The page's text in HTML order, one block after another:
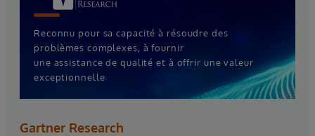
Reconnu pour sa capacité à résoudre des
problèmes complexes, à fournir
une assistance de qualité et à offrir une valeur
exceptionnelle
Gartner Research